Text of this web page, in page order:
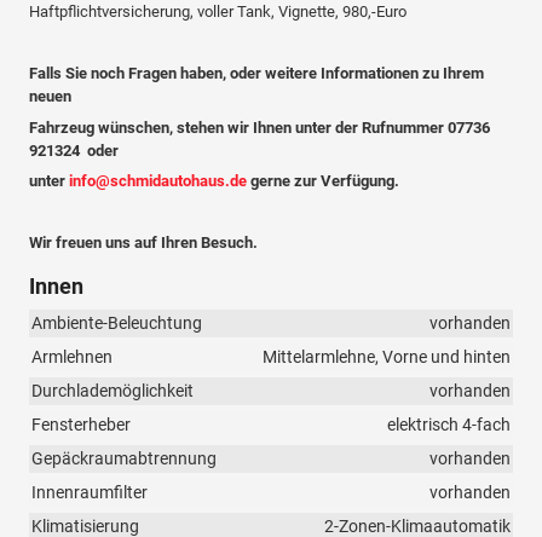
Haftpflichtversicherung, voller Tank, Vignette, 980,-Euro
Falls Sie noch Fragen haben, oder weitere Informationen zu Ihrem
neuen
Fahrzeug wünschen, stehen wir Ihnen unter der Rufnummer 07736
921324 oder
unter info@schmidautohaus.de gerne zur Verfügung.
Wir freuen uns auf Ihren Besuch.
Innen
Ambiente-Beleuchtung
vorhanden
Armlehnen
Mittelarmlehne, Vorne und hinten
Durchlademöglichkeit
vorhanden
Fensterheber
elektrisch 4-fach
Gepäckraumabtrennung
vorhanden
Innenraumfilter
vorhanden
Klimatisierung
2-Zonen-Klimaautomatik